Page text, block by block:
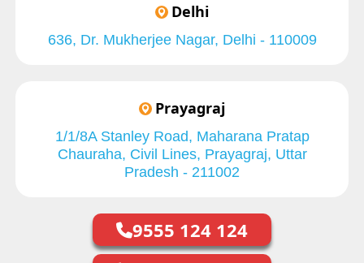
Delhi
636, Dr. Mukherjee Nagar, Delhi - 110009
Prayagraj
1/1/8A Stanley Road, Maharana Pratap
Chauraha, Civil Lines, Prayagraj, Uttar
Pradesh - 211002
9555 124 124